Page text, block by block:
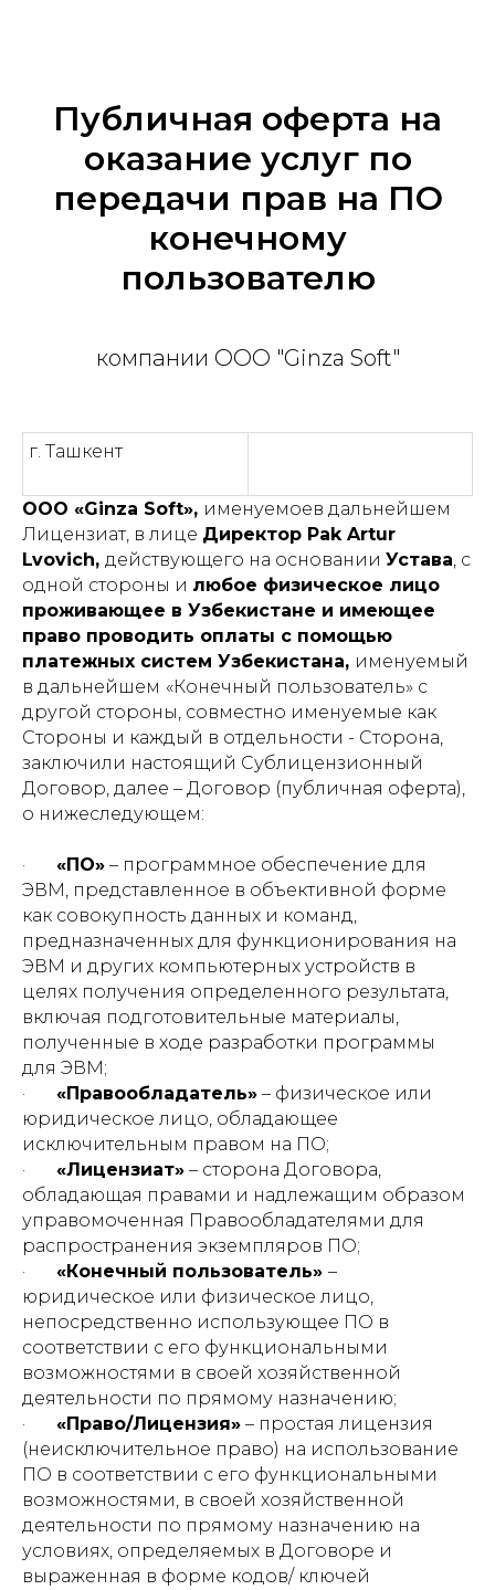
Публичная оферта на
оказание услуг по
передачи прав на ПО
конечному
пользователю
компании OOO "Ginza Soft"
г. Ташкент
OOO «Ginza Soft», именуемоев дальнейшем
Лицензиат, в лице Директор Pak Artur
Lvovich, действующего на основании Устава, с
одной стороны и любое физическое лицо
проживающее в Узбекистане и имеющее
право проводить оплаты с помощью
платежных систем Узбекистана, именуемый
в дальнейшем «Конечный пользователь» с
другой стороны, совместно именуемые как
Стороны и каждый в отдельности - Сторона,
заключили настоящий Сублицензионный
Договор, далее – Договор (публичная оферта),
о нижеследующем:
· «ПО» – программное обеспечение для
ЭВМ, представленное в объективной форме
как совокупность данных и команд,
предназначенных для функционирования на
ЭВМ и других компьютерных устройств в
целях получения определенного результата,
включая подготовительные материалы,
полученные в ходе разработки программы
для ЭВМ;
· «Правообладатель» – физическое или
юридическое лицо, обладающее
исключительным правом на ПО;
· «Лицензиат» – сторона Договора,
обладающая правами и надлежащим образом
управомоченная Правообладателями для
распространения экземпляров ПО;
· «Конечный пользователь» –
юридическое или физическое лицо,
непосредственно использующее ПО в
соответствии с его функциональными
возможностями в своей хозяйственной
деятельности по прямому назначению;
· «Право/Лицензия» – простая лицензия
(неисключительное право) на использование
ПО в соответствии с его функциональными
возможностями, в своей хозяйственной
деятельности по прямому назначению на
условиях, определяемых в Договоре и
выраженная в форме кодов/ ключей